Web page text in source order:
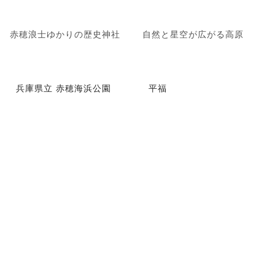
赤穂浪士ゆかりの歴史神社 自然と星空が広がる高原
兵庫県立 赤穂海浜公園 平福